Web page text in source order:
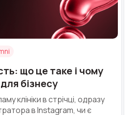
що це таке і чому
бізнесу
клініки в стрічці, одразу
в Instagram, чи є